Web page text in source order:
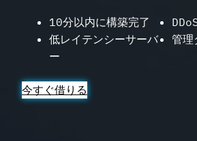
10分以内に構築完了
低レイテンシーサーバ
ー
管理
今すぐ借りる